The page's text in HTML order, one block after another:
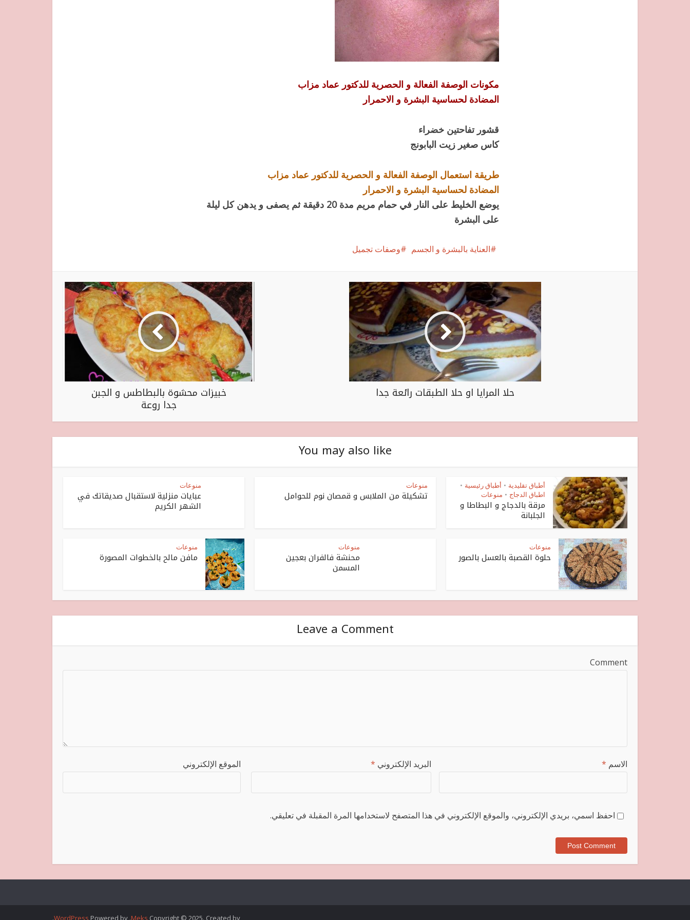
مكونات الوصفة الفعالة و الحصرية للدكتور عماد مزاب
المضادة لحساسية البشرة و الاحمرار
قشور تفاحتين خضراء
كاس صغير زيت البابونج
طريقة استعمال الوصفة الفعالة و الحصرية للدكتور عماد مزاب
المضادة لحساسية البشرة و الاحمرار
يوضع الخليط على النار في حمام مريم مدة 20 دقيقة ثم يصفى و يدهن كل ليلة
على البشرة
العناية بالبشرة و الجسم وصفات تجميل
خبيزات محشوة بالبطاطس و الجبن
جدا روعة
حلا المرايا او حلا الطبقات رائعة جدا
You may also like
أطباق تقليدية • أطباق رئيسية •
اطباق الدجاج • منوعات
مرقة بالدجاج و البطاطا و
الجلبانة
منوعات
تشكيلة من الملابس و قمصان نوم للحوامل
منوعات
عبايات منزلية لاستقبال صديقاتك في
الشهر الكريم
منوعات
حلوة القصبة بالعسل بالصور
منوعات
محنشة فالفران بعجين
المسمن
منوعات
مافن مالح بالخطوات المصورة
Leave a Comment
Comment
الاسم * البريد الإلكتروني * الموقع الإلكتروني
احفظ اسمي، بريدي الإلكتروني، والموقع الإلكتروني في هذا المتصفح لاستخدامها المرة المقبلة في تعليقي.